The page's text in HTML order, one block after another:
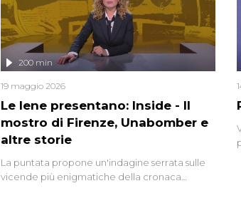
Le Iene presentano: Inside - Il
mostro di Firenze, Unabomber e
altre storie
200 min
19 maggio 2026
La puntata propone un'indagine serrata sulle
vicende più enigmatiche della cronaca